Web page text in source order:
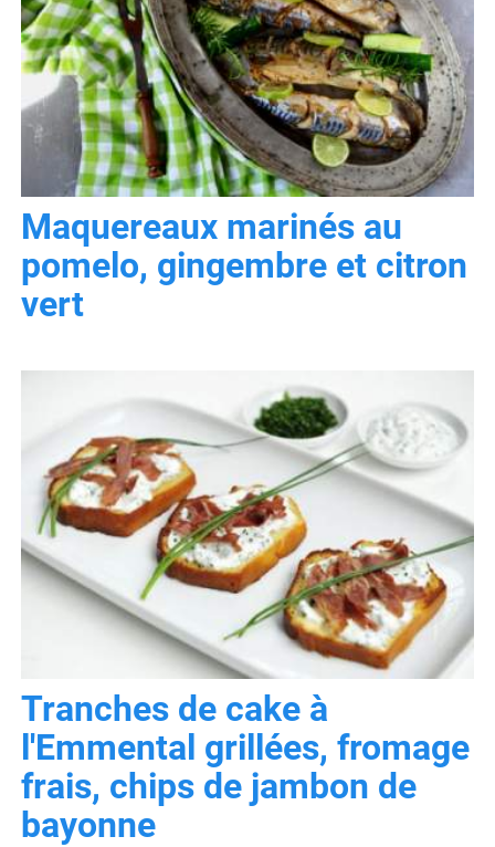
Maquereaux marinés au
pomelo, gingembre et citron
vert
Tranches de cake à
l'Emmental grillées, fromage
frais, chips de jambon de
bayonne